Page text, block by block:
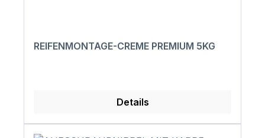
REIFENMONTAGE-CREME PREMIUM 5KG
Details